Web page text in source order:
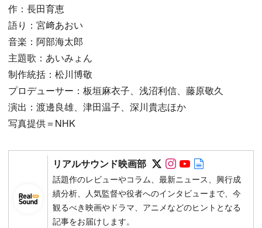
作：長田育恵
語り：宮﨑あおい
音楽：阿部海太郎
主題歌：あいみょん
制作統括：松川博敬
プロデューサー：板垣麻衣子、浅沼利信、藤原敬久
演出：渡邊良雄、津田温子、深川貴志ほか
写真提供＝NHK
リアルサウンド映画部 Follow on SNS
Follow on SNS
Follow on
話題作のレビューやコラム、最新ニュース、興行成
績分析、人気監督や役者へのインタビューまで、今
観るべき映画やドラマ、アニメなどのヒントとなる
記事をお届けします。